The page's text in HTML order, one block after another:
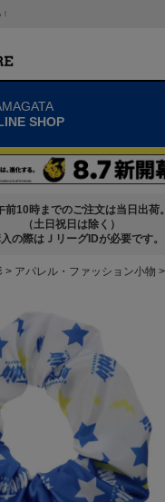
SHOP
前10時までのご注文は当日出荷。
（土日祝日は除く）
の際はＪリーグIDが必要です。
アパレル・ファッション小物